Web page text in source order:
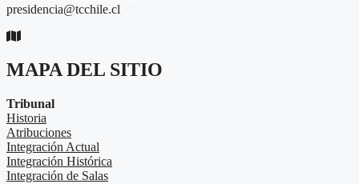
presidencia@tcchile.cl
MAPA DEL SITIO
Tribunal
Historia
Atribuciones
Integración Actual
Integración Histórica
Integración de Salas